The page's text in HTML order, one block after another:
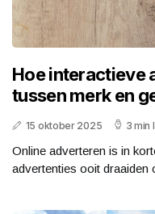
Hoe interactieve
tussen merk en
15 oktober 2025 3 min
Online adverteren is in
advertenties ooit draaiden